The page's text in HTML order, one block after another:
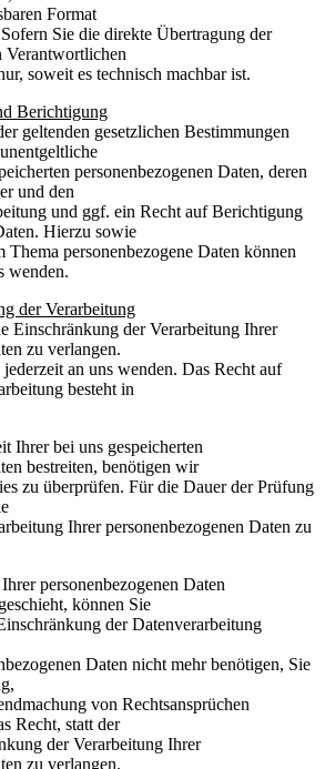
Format
Sie die direkte Übertragung der
Verantwortlichen
soweit es technisch machbar ist.
Berichtigung
geltenden gesetzlichen Bestimmungen
personenbezogenen Daten, deren
und den
und ggf. ein Recht auf Berichtigung
Hierzu sowie
Thema personenbezogene Daten können
wenden.
der Verarbeitung
Einschränkung der Verarbeitung Ihrer
zu verlangen.
an uns wenden. Das Recht auf
besteht in
Ihrer bei uns gespeicherten
bestreiten, benötigen wir
zu überprüfen. Für die Dauer der Prüfung
Ihrer personenbezogenen Daten zu
personenbezogenen Daten
können Sie
der Datenverarbeitung
Daten nicht mehr benötigen, Sie
von Rechtsansprüchen
Recht, statt der
der Verarbeitung Ihrer
zu verlangen.